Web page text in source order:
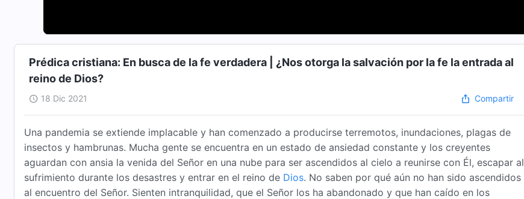
Prédica cristiana: En busca de la fe verdadera | ¿Nos otorga la salvación por la fe la entrada al
reino de Dios?
18 Dic 2021 Compartir
Una pandemia se extiende implacable y han comenzado a producirse terremotos, inundaciones, plagas de
insectos y hambrunas. Mucha gente se encuentra en un estado de ansiedad constante y los creyentes
aguardan con ansia la venida del Señor en una nube para ser ascendidos al cielo a reunirse con Él, escapar al
sufrimiento durante los desastres y entrar en el reino de Dios. No saben por qué aún no han sido ascendidos
al encuentro del Señor. Sienten intranquilidad, que el Señor los ha abandonado y que han caído en los